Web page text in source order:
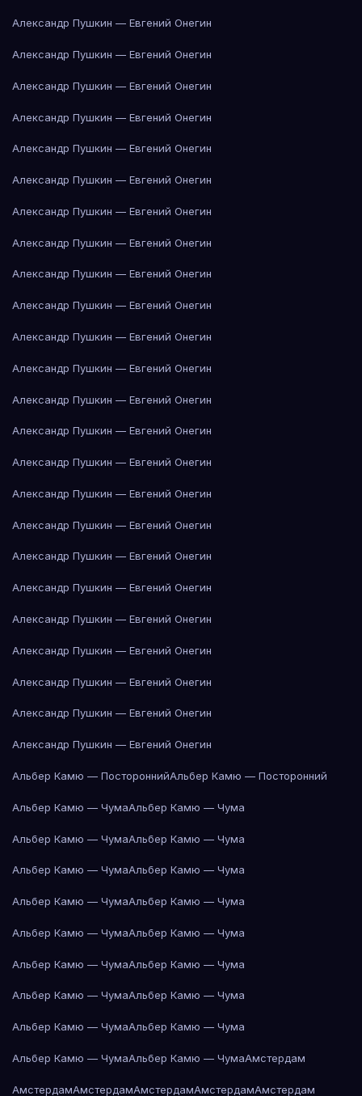
Александр Пушкин — Евгений Онегин
Александр Пушкин — Евгений Онегин
Александр Пушкин — Евгений Онегин
Александр Пушкин — Евгений Онегин
Александр Пушкин — Евгений Онегин
Александр Пушкин — Евгений Онегин
Александр Пушкин — Евгений Онегин
Александр Пушкин — Евгений Онегин
Александр Пушкин — Евгений Онегин
Александр Пушкин — Евгений Онегин
Александр Пушкин — Евгений Онегин
Александр Пушкин — Евгений Онегин
Александр Пушкин — Евгений Онегин
Александр Пушкин — Евгений Онегин
Александр Пушкин — Евгений Онегин
Александр Пушкин — Евгений Онегин
Александр Пушкин — Евгений Онегин
Александр Пушкин — Евгений Онегин
Александр Пушкин — Евгений Онегин
Александр Пушкин — Евгений Онегин
Александр Пушкин — Евгений Онегин
Александр Пушкин — Евгений Онегин
Александр Пушкин — Евгений Онегин
Александр Пушкин — Евгений Онегин
Альбер Камю — ПостороннийАльбер Камю — Посторонний
Альбер Камю — ЧумаАльбер Камю — Чума
Альбер Камю — ЧумаАльбер Камю — Чума
Альбер Камю — ЧумаАльбер Камю — Чума
Альбер Камю — ЧумаАльбер Камю — Чума
Альбер Камю — ЧумаАльбер Камю — Чума
Альбер Камю — ЧумаАльбер Камю — Чума
Альбер Камю — ЧумаАльбер Камю — Чума
Альбер Камю — ЧумаАльбер Камю — Чума
Альбер Камю — ЧумаАльбер Камю — ЧумаАмстердам
АмстердамАмстердамАмстердамАмстердамАмстердам